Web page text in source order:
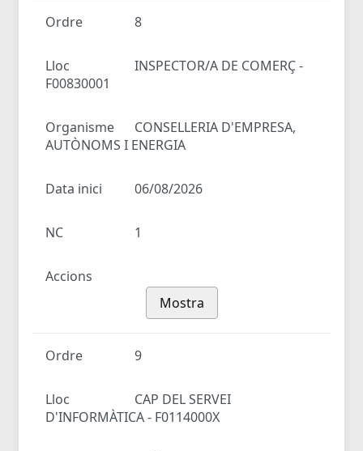
Ordre 8
Lloc
INSPECTOR/A DE COMERÇ -
F00830001
Organisme
CONSELLERIA D'EMPRESA,
AUTÒNOMS I ENERGIA
Data inici 06/08/2026
NC 1
Accions
Mostra
Ordre 9
Lloc
CAP DEL SERVEI
D'INFORMÀTICA - F0114000X